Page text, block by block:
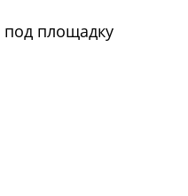
под площадку